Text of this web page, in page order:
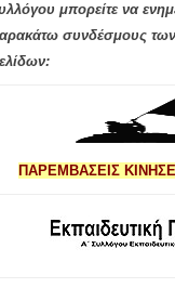
μπορείτε να
συνδέσμους των
ΠΑΡΕΜΒΑΣΕΙΣ